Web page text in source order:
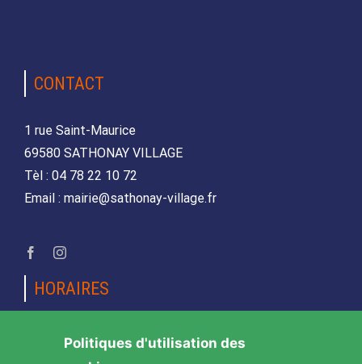
CONTACT
1 rue Saint-Maurice
69580 SATHONAY VILLAGE
Tèl : 04 78 22 10 72
Email : mairie@sathonay-village.fr
HORAIRES
Lundi, mardi, jeudi et vendredi
de 08h30 à 12h00 et de 14h00 à 17h00
Politiques d'utilisation des